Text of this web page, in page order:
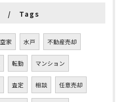
Tags
空家 水戸 不動産売却
転勤 マンション
査定 相談 任意売却